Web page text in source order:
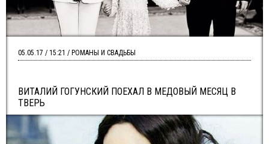
ВИТАЛИЙ ГОГУНСКИЙ ПОЕХАЛ В МЕДОВЫЙ МЕСЯЦ В
ТВЕРЬ
05.05.17 / 15:21 / РОМАНЫ И СВАДЬБЫ